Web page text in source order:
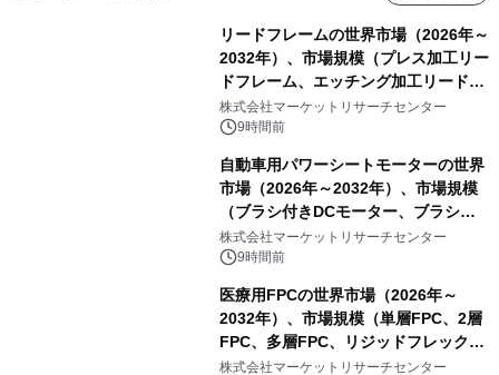
リードフレームの世界市場（2026年～
2032年）、市場規模（プレス加工リー
ドフレーム、エッチング加工リードフ
レーム）・分析レポートを発表
株式会社マーケットリサーチセンター
9時間前
自動車用パワーシートモーターの世界
市場（2026年～2032年）、市場規模
（ブラシ付きDCモーター、ブラシレ
スDCモーター）・分析レポートを発
表
株式会社マーケットリサーチセンター
9時間前
医療用FPCの世界市場（2026年～
2032年）、市場規模（単層FPC、2層
FPC、多層FPC、リジッドフレックス
PCB）・分析レポートを発表
株式会社マーケットリサーチセンター